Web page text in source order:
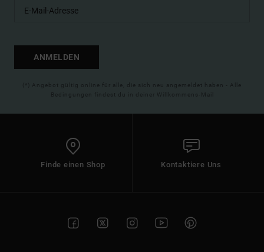
ANMELDEN
(*) Angebot gültig online für alle, die sich neu angemeldet haben - Alle
Bedingungen findest du in deiner Willkommens-Mail
Finde einen Shop Kontaktiere Uns